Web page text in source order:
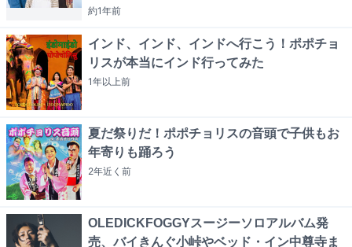
約1年前
インド、インド、インドへ行こう！ポポチョ
リスが本当にインド行ってみた
1年以上前
夏だ祭りだ！ポポチョリスの音頭で子供もお
年寄りも踊ろう
2年近く 前
OLEDICKFOGGYスージーソロアルバム発
売、バイきんぐ小峠やベッド・イン中尊寺ま